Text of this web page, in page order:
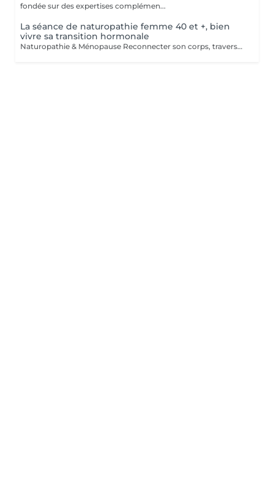
fondée sur des expertises complémen...
La séance de naturopathie femme 40 et +, bien
vivre sa transition hormonale
Naturopathie & Ménopause Reconnecter son corps, traverser en conscience Accompagner le corps, apaiser l'esprit, honorer cette nouvelle étape. La ménopause n'est pas une fin, c'est une transition. Un changement profond, parfois déstabilisant, mais aussi une occasion de renouer avec soi-même, de se recentrer sur ses besoins, son énergie, son rythme. Je vous propose un accompagnement global, doux et naturel, basé sur la naturopathie, l'écoute et des outils de mieux-être adaptés à votre histoire. Un accompagnement global et sur-mesure Chaque femme vit cette période différemment. C'est pourquoi mon accompagnement prend en compte : - Vos symptômes physiques (bouffées de chaleur, prise de poids, troubles du sommeil, sécheresse, fatigue) - Vos émotions (irritabilité, anxiété, perte de repères, tristesse) - Vos besoins profonds (équilibre hormonal, bien-être digestif, gestion du stress, ancrage, acceptation de soi) Mon approche mêle : - Bilan de vitalité naturopathique - Conseils alimentaires doux et respectueux - Soutien par les plantes (phyto, gemmo, huiles essentielles) - Exercices de respiration, relaxation, ancrage - Suggestions de rituels et routines bien-être simples à intégrer au quotidien Une femme ménopausée est une femme puissante Ce n'est pas un déclin, c'est une renaissance, un changement de saison intérieure. Mon rôle est de vous aider à vivre cette étape avec sérénité, clarté et vitalité, en respectant vos besoins, vos rythmes, votre unicité. Offrez-vous un accompagnement bienveillant et naturel. Je vous propose un bilan initial suivi de séances régulières ou ponctuelles, selon votre rythme et vos objectifs. > Contactez-moi pour échanger librement autour de vos besoins ou pour réserver une première rencontre.